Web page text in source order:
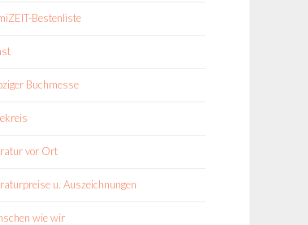
Bestenliste
Buchmesse
vor Ort
u. Auszeichnungen
wie wir